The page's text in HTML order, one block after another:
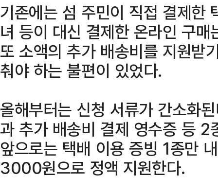
기존에는 섬 주민이 직접 결제한
녀 등이 대신 결제한 온라인 구
또 소액의 추가 배송비를 지원받
춰야 하는 불편이 있었다.
올해부터는 신청 서류가 간소화
과 추가 배송비 결제 영수증 등 2
앞으로는 택배 이용 증빙 1종만
3000원으로 정액 지원한다.